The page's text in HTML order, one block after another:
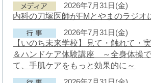
2026年7月31日(金)
内科の刀塚医師がFMとやまのラジオ
2026年7月31日(金)
【いのち未来学校】見て・触れて・
＆ハンドケア体験講座 ～全身体操
て、手肌ケアをもっと効果的に～